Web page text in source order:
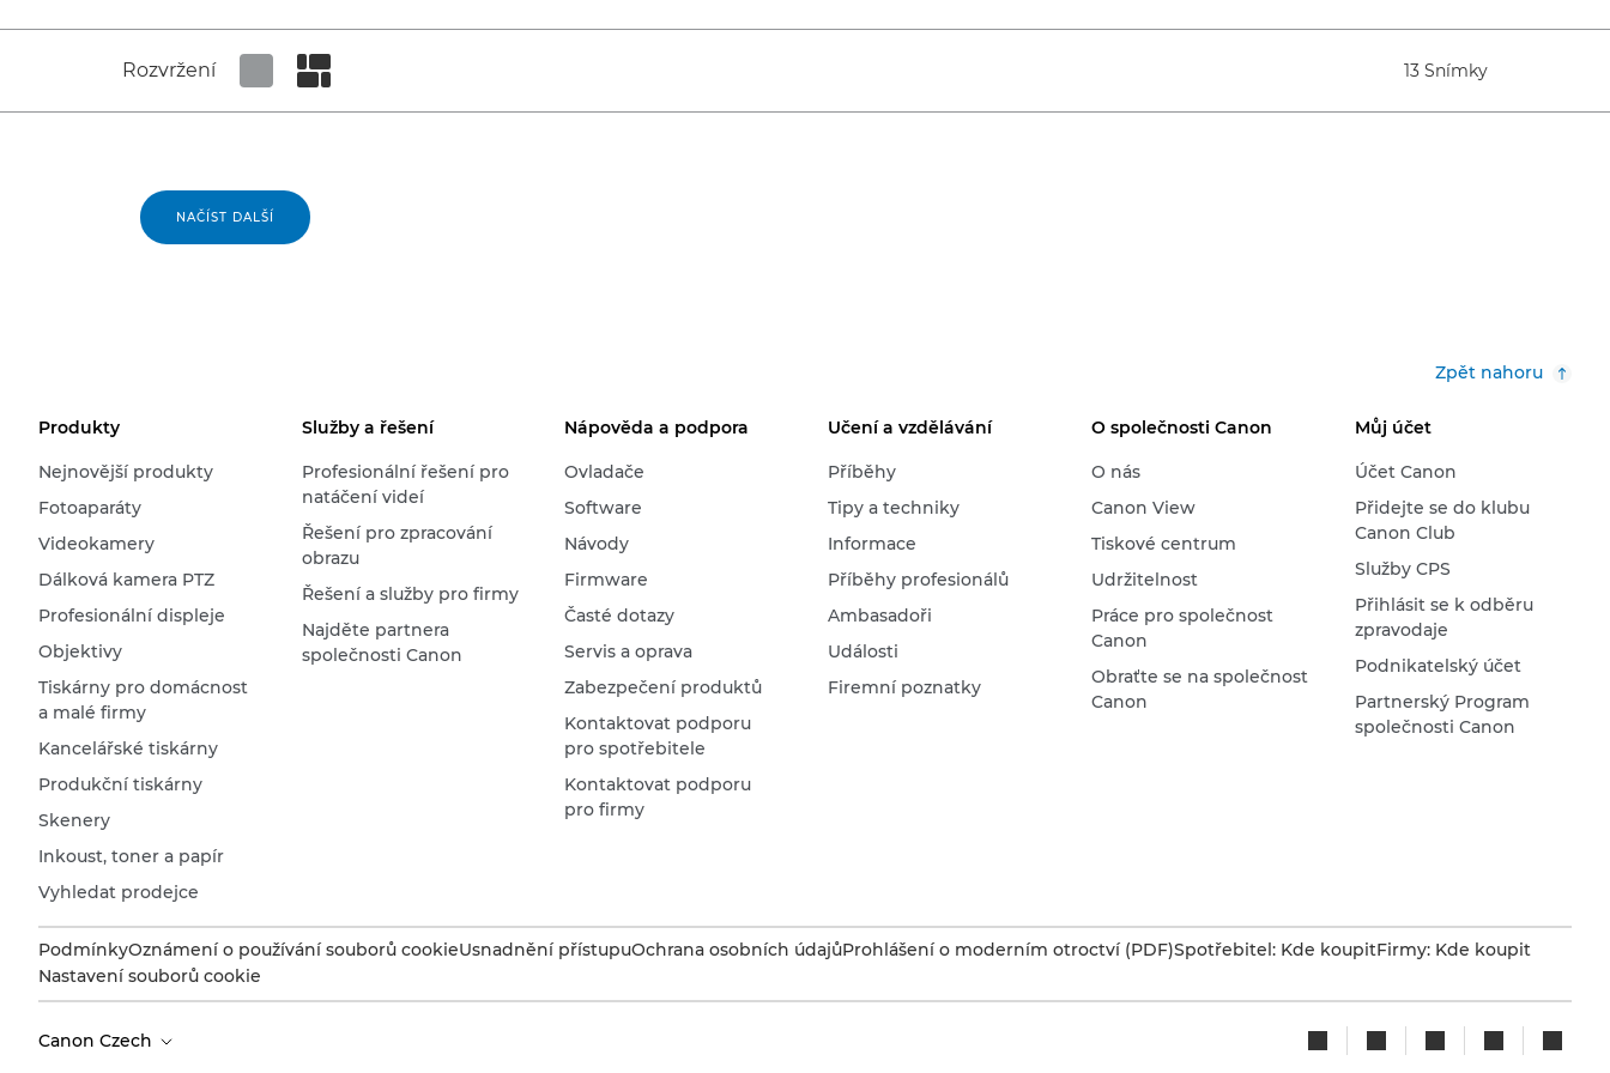
Rozvržení 13 Snímky
NAČÍST DALŠÍ
Zpět nahoru
Produkty
Nejnovější produkty
Fotoaparáty
Videokamery
Dálková kamera PTZ
Profesionální displeje
Objektivy
Tiskárny pro domácnost
a malé firmy
Kancelářské tiskárny
Produkční tiskárny
Skenery
Inkoust, toner a papír
Vyhledat prodejce
Služby a řešení
Profesionální řešení pro
natáčení videí
Řešení pro zpracování
obrazu
Řešení a služby pro firmy
Najděte partnera
společnosti Canon
Nápověda a podpora
Ovladače
Software
Návody
Firmware
Časté dotazy
Servis a oprava
Zabezpečení produktů
Kontaktovat podporu
pro spotřebitele
Kontaktovat podporu
pro firmy
Učení a vzdělávání
Příběhy
Tipy a techniky
Informace
Příběhy profesionálů
Ambasadoři
Události
Firemní poznatky
O společnosti Canon
O nás
Canon View
Tiskové centrum
Udržitelnost
Práce pro společnost
Canon
Obraťte se na společnost
Canon
Můj účet
Účet Canon
Přidejte se do klubu
Canon Club
Služby CPS
Přihlásit se k odběru
zpravodaje
Podnikatelský účet
Partnerský Program
společnosti Canon
PodmínkyOznámení o používání souborů cookieUsnadnění přístupuOchrana osobních údajůProhlášení o moderním otroctví (PDF)Spotřebitel: Kde koupitFirmy: Kde koupit
Nastavení souborů cookie
Canon Czech